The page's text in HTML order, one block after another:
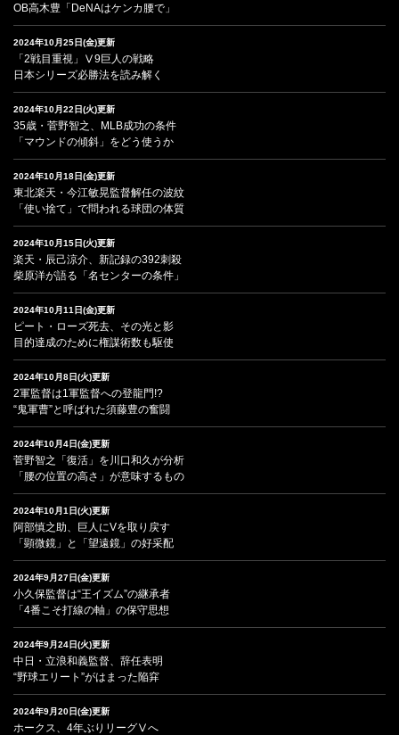
OB高木豊「DeNAはケンカ腰で」
2024年10月25日(金)更新
「2戦目重視」Ⅴ9巨人の戦略
日本シリーズ必勝法を読み解く
2024年10月22日(火)更新
35歳・菅野智之、MLB成功の条件
「マウンドの傾斜」をどう使うか
2024年10月18日(金)更新
東北楽天・今江敏晃監督解任の波紋
「使い捨て」で問われる球団の体質
2024年10月15日(火)更新
楽天・辰己涼介、新記録の392刺殺
柴原洋が語る「名センターの条件」
2024年10月11日(金)更新
ピート・ローズ死去、その光と影
目的達成のために権謀術数も駆使
2024年10月8日(火)更新
2軍監督は1軍監督への登龍門!?
“鬼軍曹”と呼ばれた須藤豊の奮闘
2024年10月4日(金)更新
菅野智之「復活」を川口和久が分析
「腰の位置の高さ」が意味するもの
2024年10月1日(火)更新
阿部慎之助、巨人にVを取り戻す
「顕微鏡」と「望遠鏡」の好采配
2024年9月27日(金)更新
小久保監督は“王イズム”の継承者
「4番こそ打線の軸」の保守思想
2024年9月24日(火)更新
中日・立浪和義監督、辞任表明
“野球エリート”がはまった陥穽
2024年9月20日(金)更新
ホークス、4年ぶりリーグⅤへ